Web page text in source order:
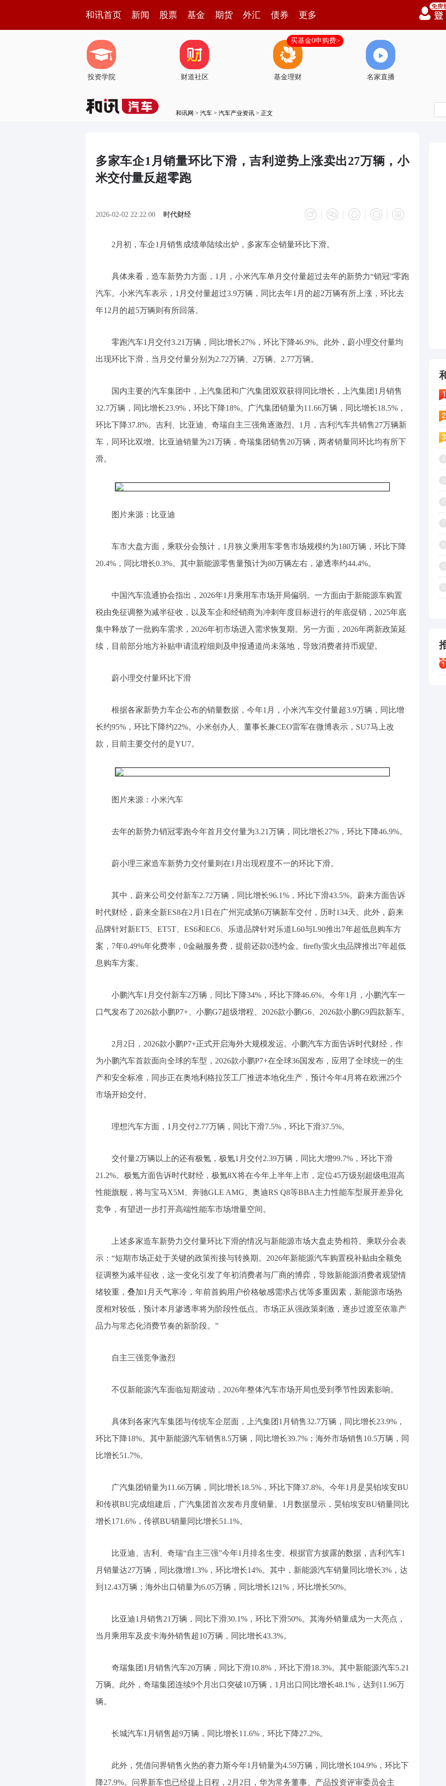
和讯首页 新闻 股票 基金 期货 外汇 债券 更多
投资学院 财道社区 基金理财
买基金0申购费>
名家直播
和讯网 > 汽车 > 汽车产业资讯 > 正文
多家车企1月销量环比下滑，吉利逆势上涨卖出27万辆，小
米交付量反超零跑
2026-02-02 22:22:00 时代财经
2月初，车企1月销售成绩单陆续出炉，多家车企销量环比下滑。
具体来看，造车新势力方面，1月，小米汽车单月交付量超过去年的新势力“销冠”零跑
汽车。小米汽车表示，1月交付量超过3.9万辆，同比去年1月的超2万辆有所上涨，环比去
年12月的超5万辆则有所回落。
零跑汽车1月交付3.21万辆，同比增长27%，环比下降46.9%。此外，蔚小理交付量均
出现环比下滑，当月交付量分别为2.72万辆、2万辆、2.77万辆。
国内主要的汽车集团中，上汽集团和广汽集团双双获得同比增长，上汽集团1月销售
32.7万辆，同比增长23.9%，环比下降18%。广汽集团销量为11.66万辆，同比增长18.5%，
环比下降37.8%。吉利、比亚迪、奇瑞自主三强角逐激烈。1月，吉利汽车共销售27万辆新
车，同环比双增。比亚迪销量为21万辆，奇瑞集团销售20万辆，两者销量同环比均有所下
滑。
图片来源：比亚迪
车市大盘方面，乘联分会预计，1月狭义乘用车零售市场规模约为180万辆，环比下降
20.4%，同比增长0.3%。其中新能源零售量预计为80万辆左右，渗透率约44.4%。
中国汽车流通协会指出，2026年1月乘用车市场开局偏弱。一方面由于新能源车购置
税由免征调整为减半征收，以及车企和经销商为冲刺年度目标进行的年底促销，2025年底
集中释放了一批购车需求，2026年初市场进入需求恢复期。另一方面，2026年两新政策延
续，目前部分地方补贴申请流程细则及申报通道尚未落地，导致消费者持币观望。
蔚小理交付量环比下滑
根据各家新势力车企公布的销量数据，今年1月，小米汽车交付量超3.9万辆，同比增
长约95%，环比下降约22%。小米创办人、董事长兼CEO雷军在微博表示，SU7马上改
款，目前主要交付的是YU7。
图片来源：小米汽车
去年的新势力销冠零跑今年首月交付量为3.21万辆，同比增长27%，环比下降46.9%。
蔚小理三家造车新势力交付量则在1月出现程度不一的环比下滑。
其中，蔚来公司交付新车2.72万辆，同比增长96.1%，环比下滑43.5%。蔚来方面告诉
时代财经，蔚来全新ES8在2月1日在广州完成第6万辆新车交付，历时134天。此外，蔚来
品牌针对新ET5、ET5T、ES6和EC6、乐道品牌针对乐道L60与L90推出7年超低息购车方
案，7年0.49%年化费率，0金融服务费，提前还款0违约金。firefly萤火虫品牌推出7年超低
息购车方案。
小鹏汽车1月交付新车2万辆，同比下降34%，环比下降46.6%。今年1月，小鹏汽车一
口气发布了2026款小鹏P7+、小鹏G7超级增程、2026款小鹏G6、2026款小鹏G9四款新车。
2月2日，2026款小鹏P7+正式开启海外大规模发运。小鹏汽车方面告诉时代财经，作
为小鹏汽车首款面向全球的车型，2026款小鹏P7+在全球36国发布，应用了全球统一的生
产和安全标准，同步正在奥地利格拉茨工厂推进本地化生产，预计今年4月将在欧洲25个
市场开始交付。
理想汽车方面，1月交付2.77万辆，同比下滑7.5%，环比下滑37.5%。
交付量2万辆以上的还有极氪，极氪1月交付2.39万辆，同比大增99.7%，环比下滑
21.2%。极氪方面告诉时代财经，极氪8X将在今年上半年上市，定位45万级别超级电混高
性能旗舰，将与宝马X5M、奔驰GLE AMG、奥迪RS Q8等BBA主力性能车型展开差异化
竞争，有望进一步打开高端性能车市场增量空间。
上述多家造车新势力交付量环比下滑的情况与新能源市场大盘走势相符。乘联分会表
示：“短期市场正处于关键的政策衔接与转换期。2026年新能源汽车购置税补贴由全额免
征调整为减半征收，这一变化引发了年初消费者与厂商的博弈，导致新能源消费者观望情
绪较重，叠加1月天气寒冷，年前首购用户价格敏感需求占优等多重因素，新能源市场热
度相对较低，预计本月渗透率将为阶段性低点。市场正从强政策刺激，逐步过渡至依靠产
品力与常态化消费节奏的新阶段。”
自主三强竞争激烈
不仅新能源汽车面临短期波动，2026年整体汽车市场开局也受到季节性因素影响。
具体到各家汽车集团与传统车企层面，上汽集团1月销售32.7万辆，同比增长23.9%，
环比下降18%。其中新能源汽车销售8.5万辆，同比增长39.7%；海外市场销售10.5万辆，同
比增长51.7%。
广汽集团销量为11.66万辆，同比增长18.5%，环比下降37.8%。今年1月是昊铂埃安BU
和传祺BU完成组建后，广汽集团首次发布月度销量。1月数据显示，昊铂埃安BU销量同比
增长171.6%，传祺BU销量同比增长51.1%。
比亚迪、吉利、奇瑞“自主三强”今年1月排名生变。根据官方披露的数据，吉利汽车1
月销量达27万辆，同比微增1.3%，环比增长14%。其中，新能源汽车销量同比增长3%，达
到12.43万辆；海外出口销量为6.05万辆，同比增长121%，环比增长50%。
比亚迪1月销售21万辆，同比下滑30.1%，环比下滑50%。其海外销量成为一大亮点，
当月乘用车及皮卡海外销售超10万辆，同比增长43.3%。
奇瑞集团1月销售汽车20万辆，同比下滑10.8%，环比下滑18.3%。其中新能源汽车5.21
万辆。此外，奇瑞集团连续9个月出口突破10万辆，1月出口同比增长48.1%，达到11.96万
辆。
长城汽车1月销售超9万辆，同比增长11.6%，环比下降27.2%。
此外，凭借问界销售火热的赛力斯今年1月销量为4.59万辆，同比增长104.9%，环比下
降27.9%。问界新车也已经提上日程，2月2日，华为常务董事、产品投资评审委员会主
5
7